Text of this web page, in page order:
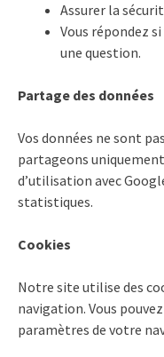
Assurer la
Vous répondez
une question.
Partage des données
Vos données ne sont
partageons
d’utilisation avec
statistiques.
Cookies
Notre site utilise des
navigation. Vous
paramètres de votre